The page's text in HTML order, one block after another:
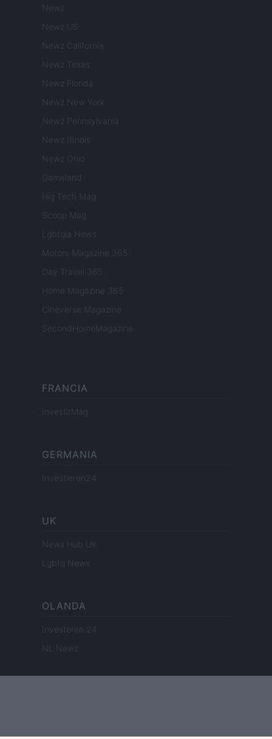
Newz
Newz US
Newz California
Newz Texas
Newz Florida
Newz New York
Newz Pennsylvania
Newz Illinois
Newz Ohio
Gameland
Hig Tech Mag
Scoop Mag
Lgbtqia News
Motors Magazine 365
Day Travel 365
Home Magazine 365
Cineverse Magazine
SecondHomeMagazine
FRANCIA
InvestirMag
GERMANIA
Investieren24
UK
News Hub UK
Lgbtq News
OLANDA
Investeren 24
NL Newz